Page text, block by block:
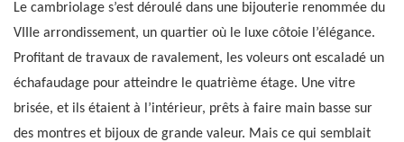
Le cambriolage s’est déroulé dans une bijouterie renommée du
VIIIe arrondissement, un quartier où le luxe côtoie l’élégance.
Profitant de travaux de ravalement, les voleurs ont escaladé un
échafaudage pour atteindre le quatrième étage. Une vitre
brisée, et ils étaient à l’intérieur, prêts à faire main basse sur
des montres et bijoux de grande valeur. Mais ce qui semblait